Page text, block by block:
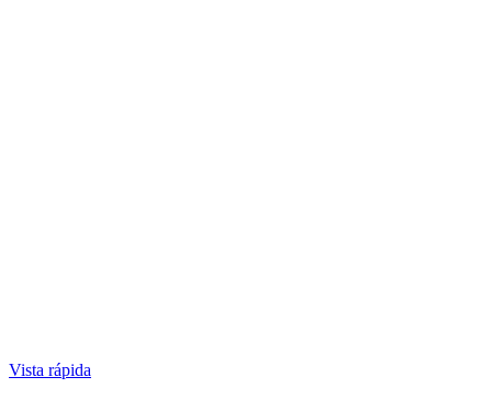
Vista rápida